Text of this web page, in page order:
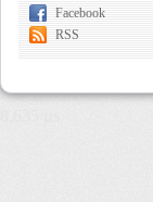
Facebook
RSS